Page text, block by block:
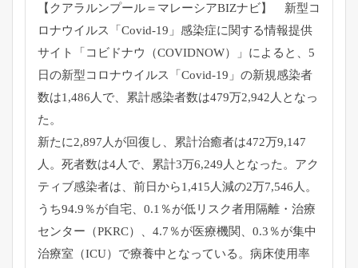
【クアラルンプール＝マレーシアBIZナビ】 新型コ
ロナウイルス「Covid-19」感染症に関する情報提供
サイト「コビドナウ（COVIDNOW）」によると、5
日の新型コロナウイルス「Covid-19」の新規感染者
数は1,486人で、累計感染者数は479万2,942人となっ
た。
新たに2,897人が回復し、累計治癒者は472万9,147
人。死者数は4人で、累計3万6,249人となった。アク
ティブ感染者は、前日から1,415人減の2万7,546人。
うち94.9％が自宅、0.1％が低リスク者用隔離・治療
センター（PKRC）、4.7％が医療機関、0.3％が集中
治療室（ICU）で療養中となっている。病床使用率